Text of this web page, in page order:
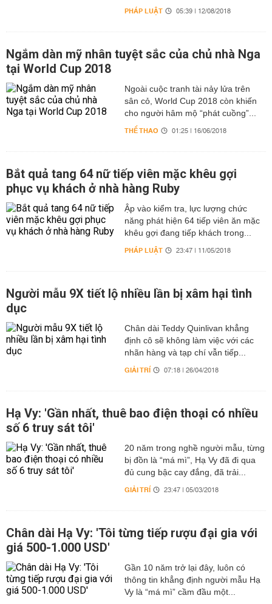
PHÁP LUẬT 05:39 | 12/08/2018
Ngắm dàn mỹ nhân tuyệt sắc của chủ nhà Nga
tại World Cup 2018
Ngoài cuộc tranh tài nảy lửa trên
sân cỏ, World Cup 2018 còn khiến
cho người hâm mộ “phát cuồng”...
THỂ THAO 01:25 | 16/06/2018
Bắt quả tang 64 nữ tiếp viên mặc khêu gợi
phục vụ khách ở nhà hàng Ruby
Ập vào kiểm tra, lực lượng chức
năng phát hiện 64 tiếp viên ăn mặc
khêu gợi đang tiếp khách trong...
PHÁP LUẬT 23:47 | 11/05/2018
Người mẫu 9X tiết lộ nhiều lần bị xâm hại tình
dục
Chân dài Teddy Quinlivan khẳng
định cô sẽ không làm việc với các
nhãn hàng và tạp chí vẫn tiếp...
GIẢI TRÍ 07:18 | 26/04/2018
Hạ Vy: 'Gần nhất, thuê bao điện thoại có nhiều
số 6 truy sát tôi'
20 năm trong nghề người mẫu, từng
bị đồn là “má mì”, Hạ Vy đã đi qua
đủ cung bậc cay đắng, đã trải...
GIẢI TRÍ 23:47 | 05/03/2018
Chân dài Hạ Vy: 'Tôi từng tiếp rượu đại gia với
giá 500-1.000 USD'
Gần 10 năm trở lại đây, luôn có
thông tin khẳng định người mẫu Hạ
Vy là “má mì” cầm đầu một...